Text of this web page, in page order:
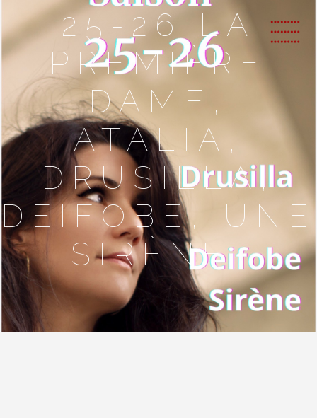
25-26 LA
PREMIÈRE
DAME,
ATALIA,
DRUSILLA,
DEIFOBE, UNE
SIRÈNE,